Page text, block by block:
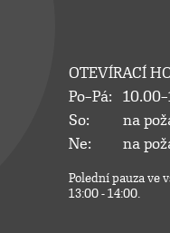
OTEVÍRACÍ
Po–Pá:
So:
na
Ne:
na
Polední pauza ve
13:00 - 14:00.